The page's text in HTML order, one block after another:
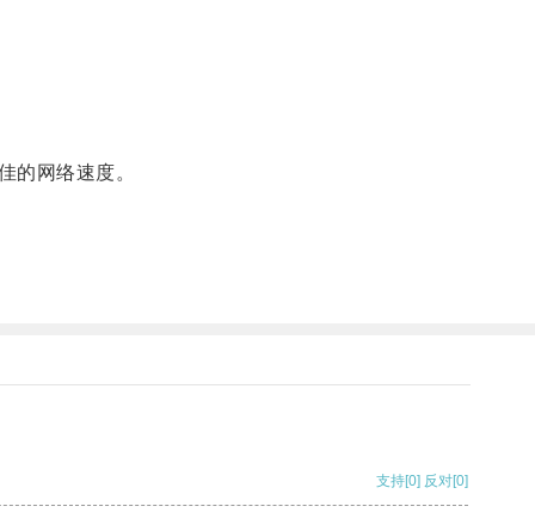
网络速度。
支持[0] 反对[0]